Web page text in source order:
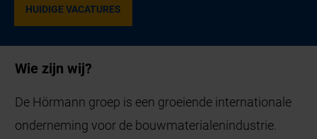
HUIDIGE VACATURES
Wie zijn wij?
De Hörmann groep is een groeiende internationale
onderneming voor de bouwmaterialenindustrie.